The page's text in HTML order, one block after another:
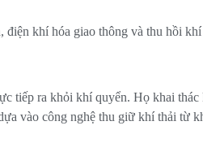
khí hóa giao thông và thu hồi
tiếp ra khỏi khí quyển. Họ khai thác
vào công nghệ thu giữ khí thải từ